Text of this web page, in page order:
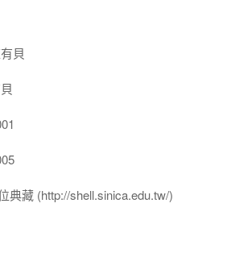
貝
典藏 (http://shell.sinica.edu.tw/)